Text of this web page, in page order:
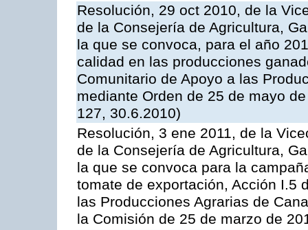
Resolución, 29 oct 2010, de la
de la Consejería de Agricultura,
la que se convoca, para el año
calidad en las producciones
Comunitario de Apoyo a las
mediante Orden de 25 de mayo
127, 30.6.2010)
Resolución, 3 ene 2011, de la
de la Consejería de Agricultura,
la que se convoca para la
tomate de exportación, Acción I.5
las Producciones Agrarias de
la Comisión de 25 de marzo de